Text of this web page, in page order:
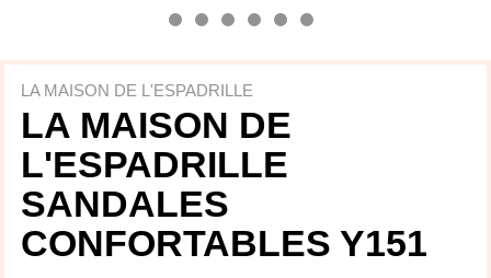
LA MAISON DE L'ESPADRILLE
LA MAISON DE
L'ESPADRILLE
SANDALES
CONFORTABLES Y151